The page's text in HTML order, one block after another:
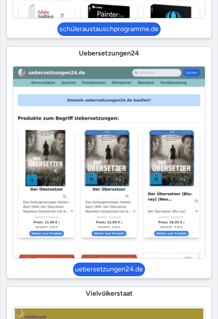
schüleraustauschprogramme.de
Uebersetzungen24
uebersetzungen24.de
Vielvölkerstaat